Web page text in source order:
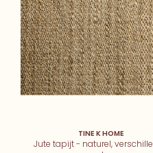
TINE K HOME
Jute tapijt - naturel,